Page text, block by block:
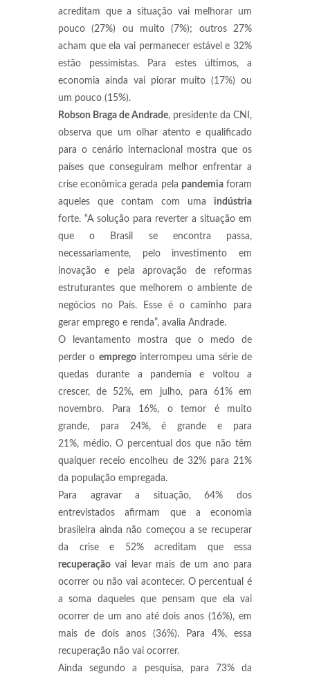
acreditam que a situação vai melhorar um
pouco (27%) ou muito (7%); outros 27%
acham que ela vai permanecer estável e 32%
estão pessimistas. Para estes últimos, a
economia ainda vai piorar muito (17%) ou
um pouco (15%).
Robson Braga de Andrade, presidente da CNI,
observa que um olhar atento e qualificado
para o cenário internacional mostra que os
países que conseguiram melhor enfrentar a
crise econômica gerada pela pandemiaforam
aqueles que contam com uma indústria
forte. “A solução para reverter a situação em
que o Brasil se encontra passa,
necessariamente, pelo investimento em
inovação e pela aprovação de reformas
estruturantes que melhorem o ambiente de
negócios no País. Esse é o caminho para
gerar emprego e renda”, avalia Andrade.
O levantamento mostra que o medo de
perder o empregointerrompeu uma série de
quedas durante a pandemia e voltou a
crescer, de 52%, em julho, para 61% em
novembro. Para 16%, o temor é muito
grande, para 24%, é grande e para
21%, médio. O percentual dos que não têm
qualquer receio encolheu de 32% para 21%
da população empregada.
Para agravar a situação, 64% dos
entrevistados afirmam que a economia
brasileira ainda não começou a se recuperar
da crise e 52% acreditam que essa
recuperação vai levar mais de um ano para
ocorrer ou não vai acontecer. O percentual é
a soma daqueles que pensam que ela vai
ocorrer de um ano até dois anos (16%), em
mais de dois anos (36%). Para 4%, essa
recuperação não vai ocorrer.
Ainda segundo a pesquisa, para 73% da